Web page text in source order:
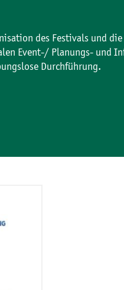
des Festivals und
Event-/ Planungs- und
Durchführung.